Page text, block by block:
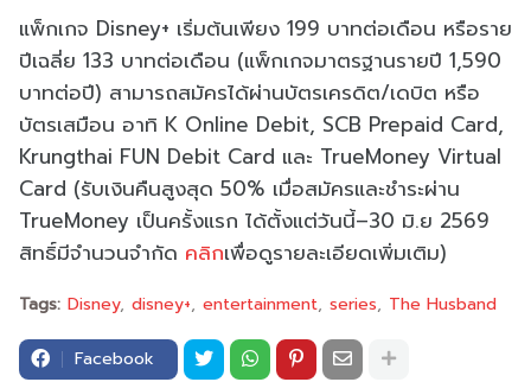
แพ็กเกจ Disney+ เริ่มต้นเพียง 199 บาทต่อเดือน หรือราย
ปีเฉลี่ย 133 บาทต่อเดือน (แพ็กเกจมาตรฐานรายปี 1,590
บาทต่อปี) สามารถสมัครได้ผ่านบัตรเครดิต/เดบิต หรือ
บัตรเสมือน อาทิ K Online Debit, SCB Prepaid Card,
Krungthai FUN Debit Card และ TrueMoney Virtual
Card (รับเงินคืนสูงสุด 50% เมื่อสมัครและชำระผ่าน
TrueMoney เป็นครั้งแรก ได้ตั้งแต่วันนี้–30 มิ.ย 2569
สิทธิ์มีจำนวนจำกัด คลิกเพื่อดูรายละเอียดเพิ่มเติม)
Tags: Disney disney+ entertainment series The Husband
Facebook